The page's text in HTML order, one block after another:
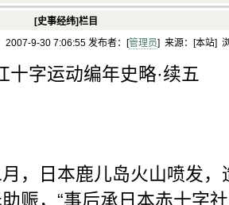
[史事经纬]栏目
2007-9-30 7:06:55 发布者：[管理员] 来源：[本站]
十字运动编年史略·续五
日本鹿儿岛火山喷发，
赈，“事后承日本赤十字